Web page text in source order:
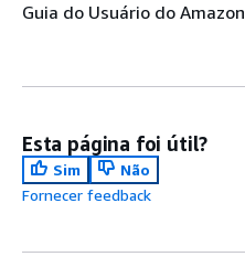
Guia do Usuário do Amazon
Esta página foi útil?
Sim
Não
Fornecer feedback